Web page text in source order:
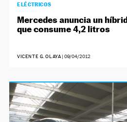
ELÉCTRICOS
Mercedes anuncia un
que consume 4,2 litros
VICENTE G. OLAYA |09/04/2012